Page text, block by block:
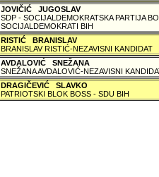
JOVIČIĆ JUGOSLAV
SDP - SOCIJALDEMOKRATSKA PARTIJA
SOCIJALDEMOKRATI BIH
RISTIĆ BRANISLAV
BRANISLAV RISTIĆ-NEZAVISNI KANDIDAT
AVDALOVIĆ SNEŽANA
SNEŽANA AVDALOVIĆ-NEZAVISNI
DRAGIČEVIĆ SLAVKO
PATRIOTSKI BLOK BOSS - SDU BIH